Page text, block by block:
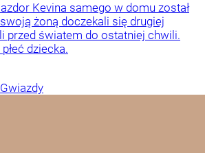
Kevina samego w domu został
żoną doczekali się drugiej
przed światem do ostatniej chwili.
dziecka.
Gwiazdy